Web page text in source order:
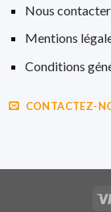
Nous contacter
Mentions
Conditions
CONTACTEZ-